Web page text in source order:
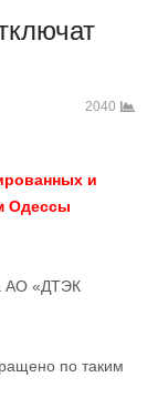
2040
и
Одессы
АО «ДТЭК
по таким